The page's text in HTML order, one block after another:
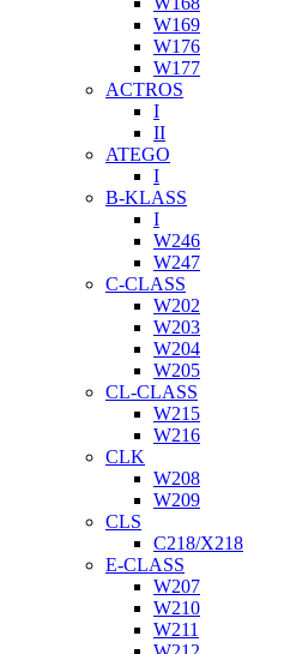
W169
W176
W177
ACTROS
I
II
ATEGO
I
B-KLASS
I
W246
W247
C-CLASS
W202
W203
W204
W205
CL-CLASS
W215
W216
CLK
W208
W209
CLS
C218/X218
E-CLASS
W207
W210
W211